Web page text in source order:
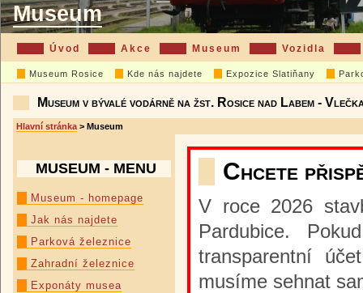
Museum
Úvod Akce Museum Vozidla
Museum Rosice Kde nás najdete Expozice Slatiňany
Museum v bývalé vodárně na žst. Rosice nad Labem -
Hlavní stránka > Museum
MUSEUM - MENU
Museum - homepage
Jak nás najdete
Parková železnice
Zahradní železnice
Exponáty musea
Chcete
V roce 2026
Pardubice.
transparentní
musíme sehnat